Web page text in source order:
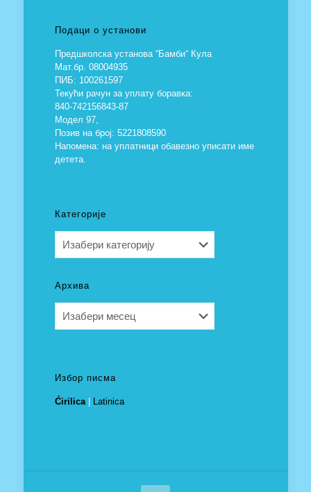
Подаци о установи
Предшколска установа “Бамби“ Кула
Мат.бр. 08004935
ПИБ: 100261597
Текући рачун за уплату боравка:
840-742156843-87
Модел 97,
Позив на број: 5221808590
Напомена: на уплатници обавезно уписати име
детета.
Категорије
Архива
Избор писма
Ćirilica| Latinica